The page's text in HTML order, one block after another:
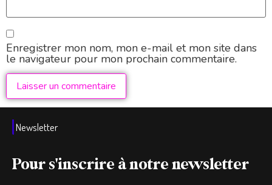
Enregistrer mon nom, mon e-mail et mon site dans
le navigateur pour mon prochain commentaire.
Newsletter
Pour s'inscrire à notre newsletter